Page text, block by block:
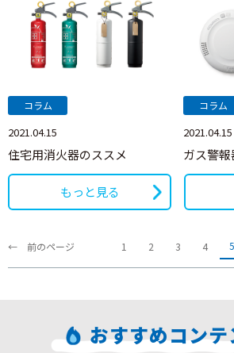
コラム
2021.04.15
住宅用消火器のススメ
もっと見る
コラム
2021.04.15
ガス警
← 前のページ 1 2 3 4 5
おすすめコンテ